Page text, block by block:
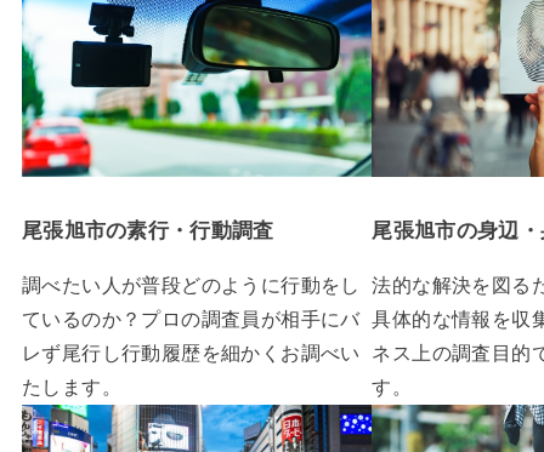
尾張旭市の素行・行動調査
調べたい人が普段どのように行動をし
ているのか？プロの調査員が相手にバ
レず尾行し行動履歴を細かくお調べい
たします。
尾張旭市の身辺
法的な解決を図る
具体的な情報を収
ネス上の調査目的
す。